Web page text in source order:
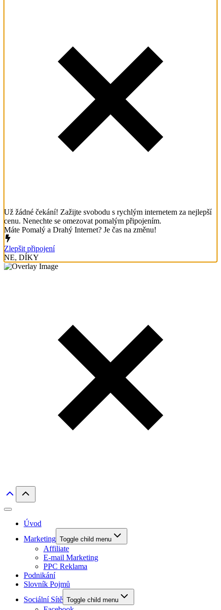
Už žádné čekání! Zažijte svobodu s rychlým internetem za nejlepší
cenu. Nenechte se omezovat pomalým připojením.
Máte Pomalý a Drahý Internet? Je čas na změnu!
Zlepšit připojení
NE, DÍKY
Úvod
Marketing Toggle child menu
Affiliate
E-mail Marketing
PPC Reklama
Podnikání
Slovník Pojmů
Sociální Sítě Toggle child menu